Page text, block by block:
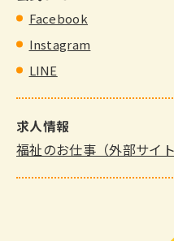
Facebook
Instagram
LINE
求人情報
福祉のお仕事（外部サイ